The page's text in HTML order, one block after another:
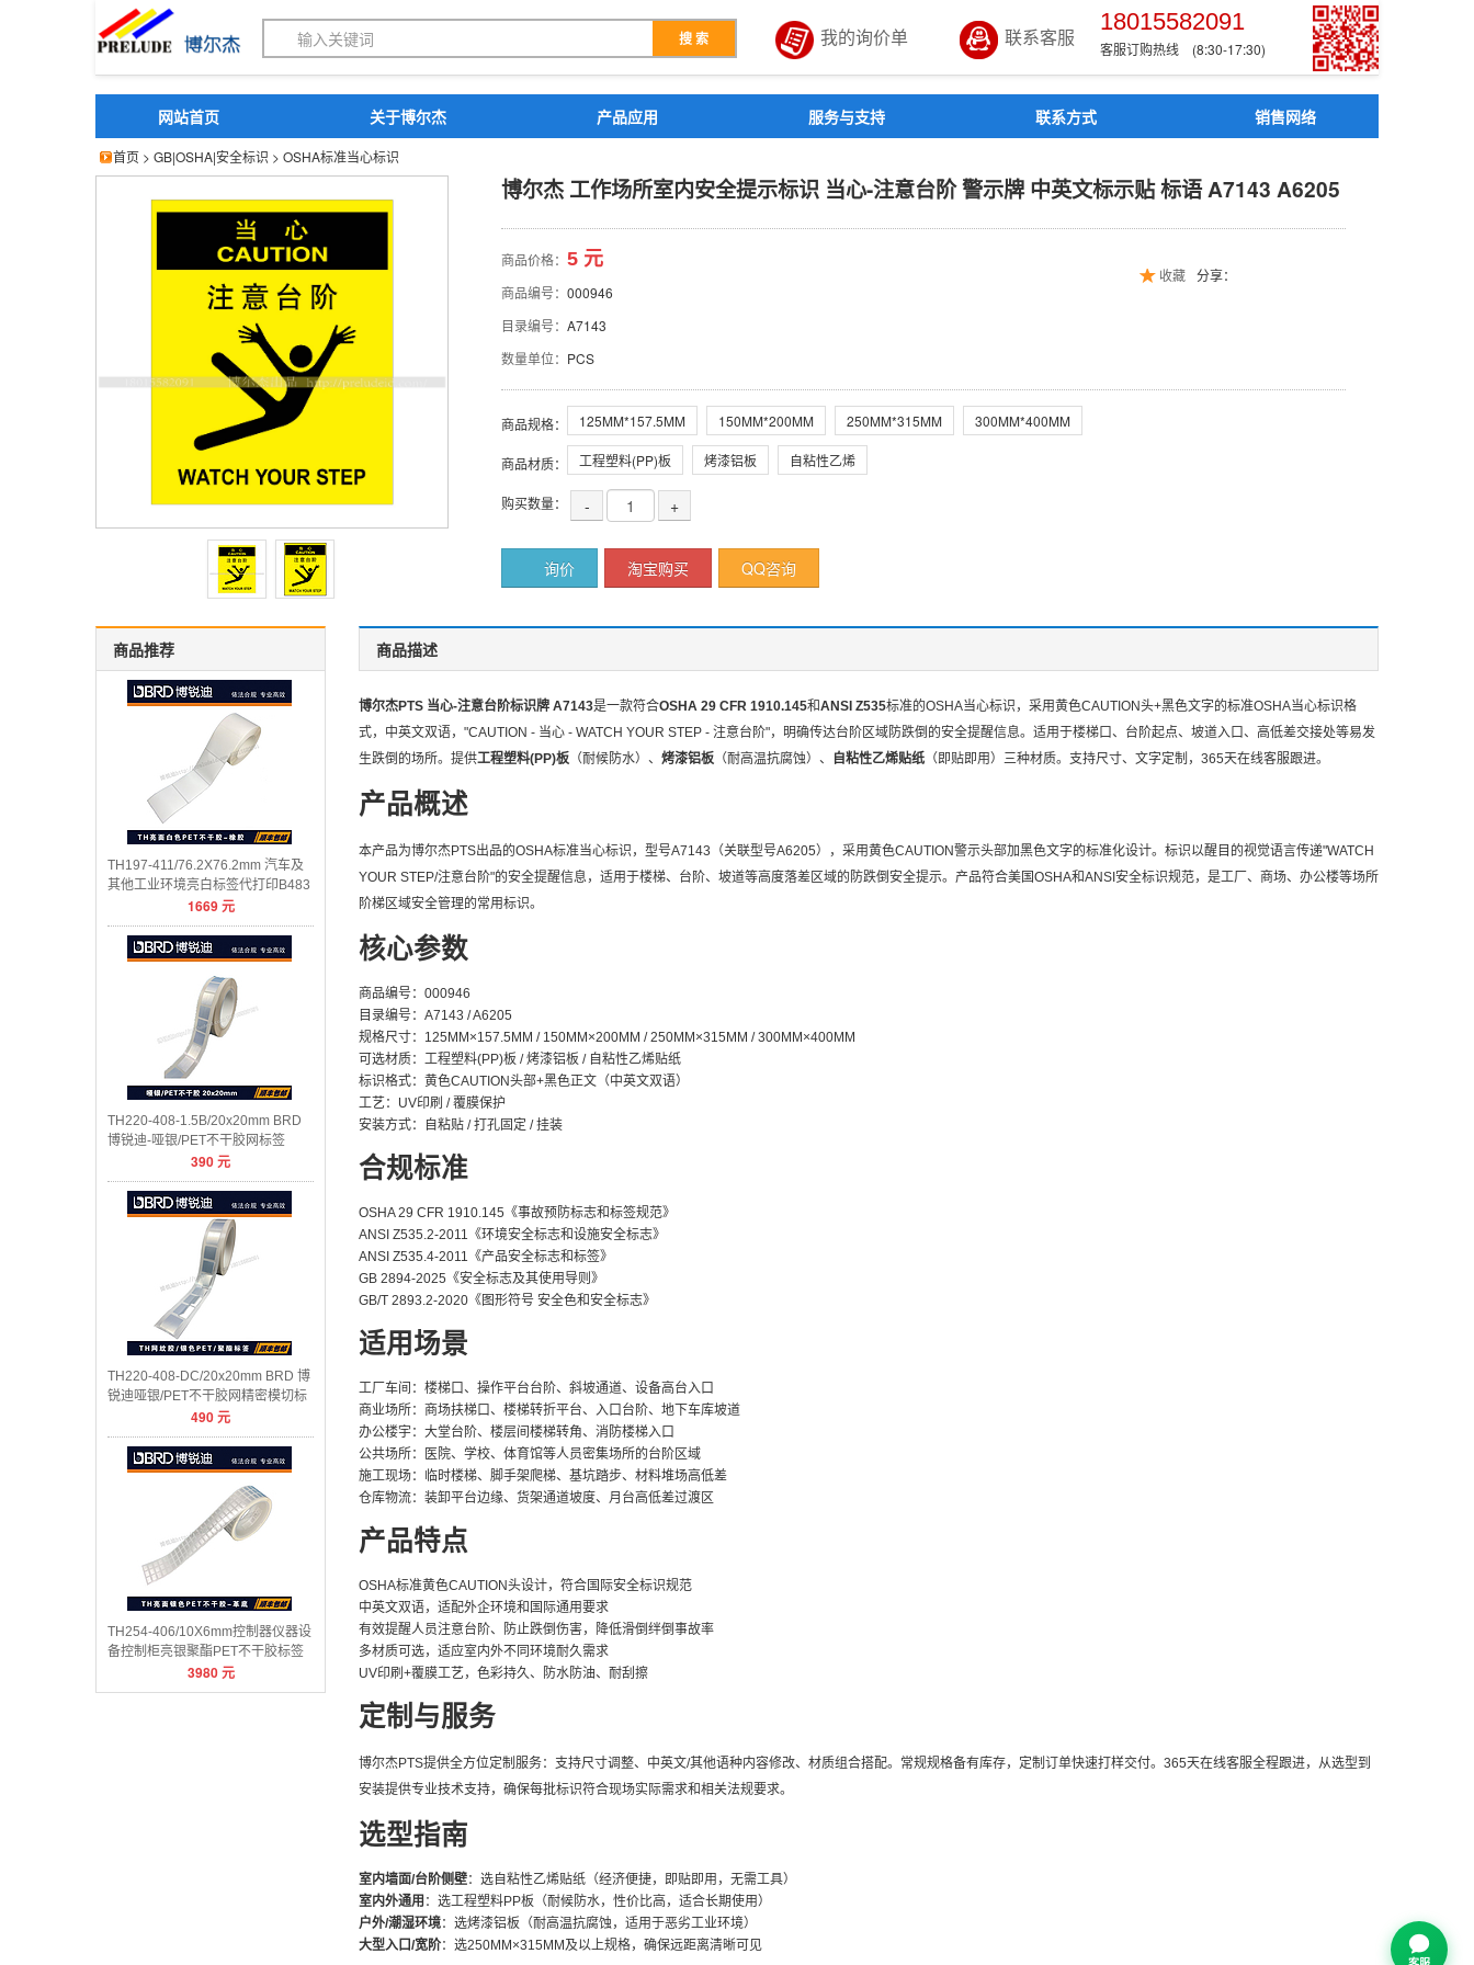
博尔杰PTS - 工业标识解决方案
搜 索 我的询价单 联系客服
18015582091
客服订购热线 (8:30-17:30)
网站首页 关于博尔杰 产品应用 服务与支持 联系方式 销售网络
首页 > GB|OSHA|安全标识 > OSHA标准当心标识
博尔杰 工作场所室内安全提示标识 当心-注意台阶 警示牌 中英文标示贴
博尔杰 工作场所室内安全提示标识 当心-注意台阶 警示牌 中英文标示贴 标语 A7143 A6205
商品价格： 5 元
商品编号： 000946
目录编号： A7143
数量单位： PCS
商品规格： 125MM*157.5MM 150MM*200MM 250MM*315MM 300MM*400MM
商品材质： 工程塑料(PP)板 烤漆铝板 自粘性乙烯
购买数量： - +
询价 淘宝购买 QQ咨询
收藏 分享：
商品推荐
TH197-411/76.2X76.2mm 汽车及
其他工业环境亮白标签代打印B483
1669元
TH220-408-1.5B/20x20mm BRD
博锐迪-哑银/PET不干胶网标签
390元
TH220-408-DC/20x20mm BRD 博
锐迪哑银/PET不干胶网精密模切标
490元
TH254-406/10X6mm控制器仪器设
备控制柜亮银聚酯PET不干胶标签
3980元
商品描述
博尔杰PTS 当心-注意台阶标识牌 A7143是一款符合OSHA 29 CFR 1910.145和ANSI Z535标准的OSHA当心标识，采用黄色CAUTION头+黑色文字的标准OSHA当心标识格
式，中英文双语，"CAUTION - 当心 - WATCH YOUR STEP - 注意台阶"，明确传达台阶区域防跌倒的安全提醒信息。适用于楼梯口、台阶起点、坡道入口、高低差交接处等易发
生跌倒的场所。提供工程塑料(PP)板 （耐候防水）、 烤漆铝板 （耐高温抗腐蚀）、 自粘性乙烯贴纸 （即贴即用）三种材质。支持尺寸、文字定制，365天在线客服跟进。
产品概述
本产品为博尔杰PTS出品的OSHA标准当心标识，型号A7143（关联型号A6205），采用黄色CAUTION警示头部加黑色文字的标准化设计。标识以醒目的视觉语言传递"WATCH
YOUR STEP/注意台阶"的安全提醒信息，适用于楼梯、台阶、坡道等高度落差区域的防跌倒安全提示。产品符合美国OSHA和ANSI安全标识规范，是工厂、商场、办公楼等场所
阶梯区域安全管理的常用标识。
核心参数
商品编号：000946
目录编号：A7143 / A6205
规格尺寸：125MM×157.5MM / 150MM×200MM / 250MM×315MM / 300MM×400MM
可选材质：工程塑料(PP)板 / 烤漆铝板 / 自粘性乙烯贴纸
标识格式：黄色CAUTION头部+黑色正文（中英文双语）
工艺：UV印刷 / 覆膜保护
安装方式：自粘贴 / 打孔固定 / 挂装
合规标准
OSHA 29 CFR 1910.145《事故预防标志和标签规范》
ANSI Z535.2-2011《环境安全标志和设施安全标志》
ANSI Z535.4-2011《产品安全标志和标签》
GB 2894-2025《安全标志及其使用导则》
GB/T 2893.2-2020《图形符号 安全色和安全标志》
适用场景
工厂车间：楼梯口、操作平台台阶、斜坡通道、设备高台入口
商业场所：商场扶梯口、楼梯转折平台、入口台阶、地下车库坡道
办公楼宇：大堂台阶、楼层间楼梯转角、消防楼梯入口
公共场所：医院、学校、体育馆等人员密集场所的台阶区域
施工现场：临时楼梯、脚手架爬梯、基坑踏步、材料堆场高低差
仓库物流：装卸平台边缘、货架通道坡度、月台高低差过渡区
产品特点
OSHA标准黄色CAUTION头设计，符合国际安全标识规范
中英文双语，适配外企环境和国际通用要求
有效提醒人员注意台阶、防止跌倒伤害，降低滑倒绊倒事故率
多材质可选，适应室内外不同环境耐久需求
UV印刷+覆膜工艺，色彩持久、防水防油、耐刮擦
定制与服务
博尔杰PTS提供全方位定制服务：支持尺寸调整、中英文/其他语种内容修改、材质组合搭配。常规规格备有库存，定制订单快速打样交付。365天在线客服全程跟进，从选型到
安装提供专业技术支持，确保每批标识符合现场实际需求和相关法规要求。
选型指南
室内墙面/台阶侧壁：选自粘性乙烯贴纸（经济便捷，即贴即用，无需工具）
室内外通用 ：选工程塑料PP板（耐候防水，性价比高，适合长期使用）
户外/潮湿环境：选烤漆铝板（耐高温抗腐蚀，适用于恶劣工业环境）
大型入口/宽阶：选250MM×315MM及以上规格，确保远距离清晰可见